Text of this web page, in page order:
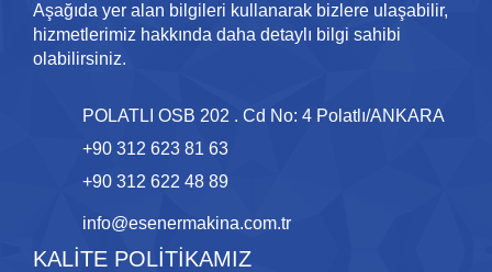
Aşağıda yer alan bilgileri kullanarak bizlere ulaşabilir,
hizmetlerimiz hakkında daha detaylı bilgi sahibi
olabilirsiniz.
POLATLI OSB 202 . Cd No: 4 Polatlı/ANKARA
+90 312 623 81 63
+90 312 622 48 89
info@esenermakina.com.tr
KALİTE POLİTİKAMIZ